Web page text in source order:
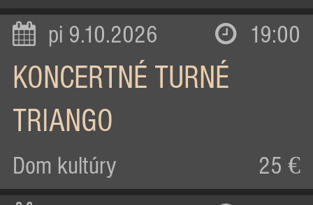
pi 9.10.2026 19:00
KONCERTNÉ TURNÉ
TRIANGO
Dom kultúry 25 €